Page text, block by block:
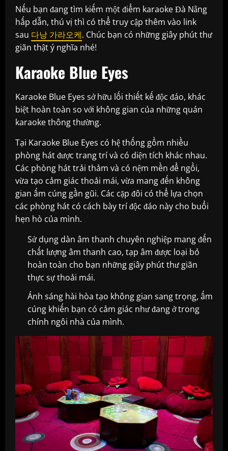
Nếu bạn đang tìm kiếm một điểm karaoke Đà Nẵng
hấp dẫn, thú vị thì có thể truy cập thêm vào link
sau 다낭 가라오케. Chúc bạn có những giây phút thư
giãn thật ý nghĩa nhé!
Karaoke Blue Eyes
Karaoke Blue Eyes sở hữu lối thiết kế độc đáo, khác
biệt hoàn toàn so với không gian của những quán
karaoke thông thường.
Tại Karaoke Blue Eyes có hệ thống gồm nhiều
phòng hát được trang trí và có diện tích khác nhau.
Các phòng hát trải thảm và có nệm mền để ngồi,
vừa tạo cảm giác thoải mái, vừa mang đến không
gian ấm cúng gần gũi. Các cặp đôi có thể lựa chọn
các phòng hát có cách bày trí độc đáo này cho buổi
hẹn hò của mình.
Sử dụng dàn âm thanh chuyên nghiệp mang đến
chất lượng âm thanh cao, tạp âm được loại bỏ
hoàn toàn cho bạn những giây phút thư giãn
thực sự thoải mái.
Ánh sáng hài hòa tạo không gian sang trọng, ấm
cúng khiến bạn có cảm giác như đang ở trong
chính ngôi nhà của mình.